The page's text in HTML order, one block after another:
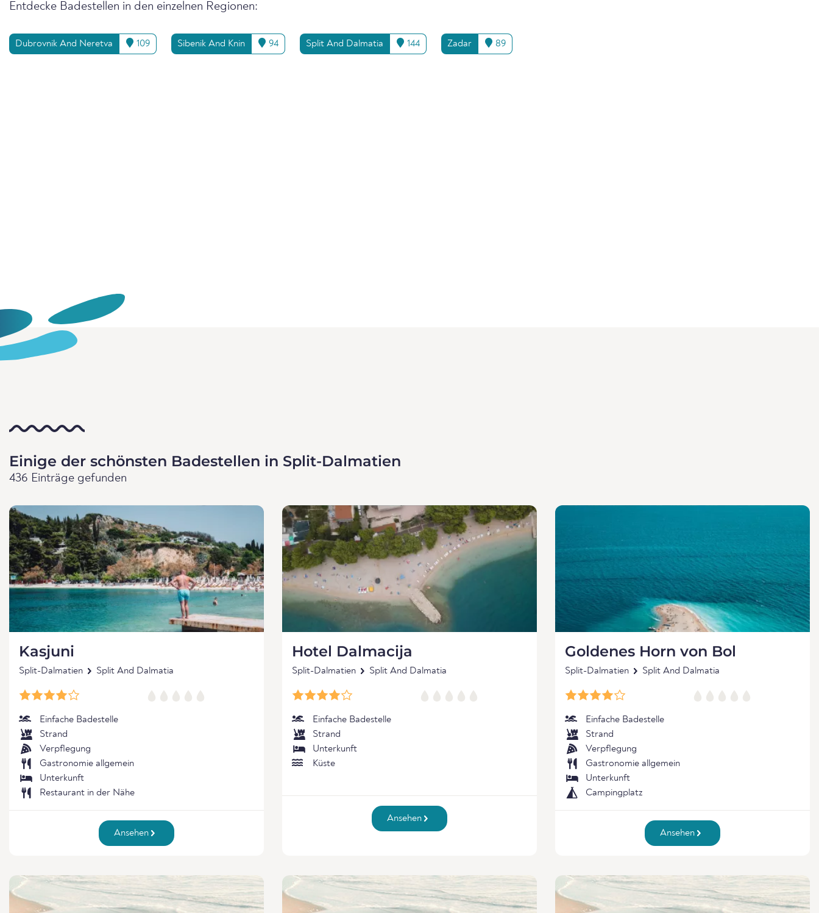
Entdecke Badestellen in den einzelnen Regionen:
Dubrovnik And Neretva 109 Sibenik And Knin 94 Split And Dalmatia 144 Zadar 89
Einige der schönsten Badestellen in Split-Dalmatien
436 Einträge gefunden
Kasjuni
Split-Dalmatien Split And Dalmatia
Einfache Badestelle
Strand
Verpflegung
Gastronomie allgemein
Unterkunft
Restaurant in der Nähe
Ansehen
Hotel Dalmacija
Split-Dalmatien Split And Dalmatia
Einfache Badestelle
Strand
Unterkunft
Küste
Ansehen
Goldenes Horn von Bol
Split-Dalmatien Split And Dalmatia
Einfache Badestelle
Strand
Verpflegung
Gastronomie allgemein
Unterkunft
Campingplatz
Ansehen